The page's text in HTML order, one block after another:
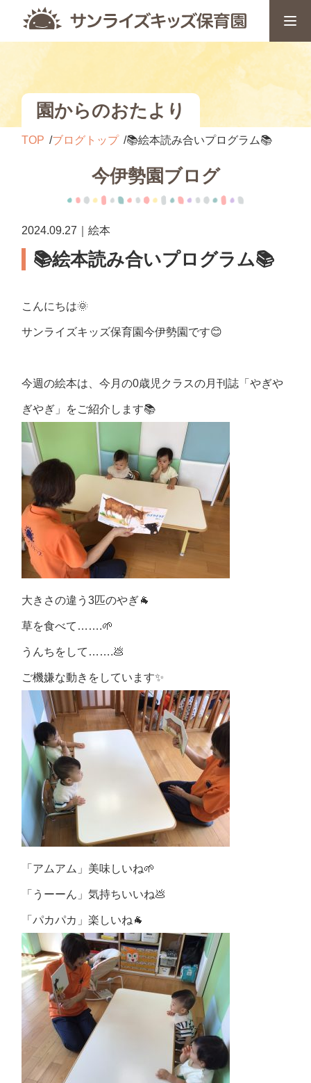
園からのおたより
TOP ブログトップ 📚絵本読み合いプログラム📚
今伊勢園ブログ
2024.09.27｜絵本
📚絵本読み合いプログラム📚
こんにちは🌞
サンライズキッズ保育園今伊勢園です😊
今週の絵本は、今月の0歳児クラスの月刊誌「やぎや
ぎやぎ」をご紹介します📚
大きさの違う3匹のやぎ🐐
草を食べて…….🌱
うんちをして…….💩
ご機嫌な動きをしています✨
「アムアム」美味しいね🌱
「うーーん」気持ちいいね💩
「パカパカ」楽しいね🐐